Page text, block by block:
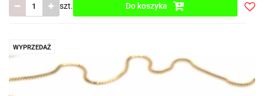
szt. Do koszyka
WYPRZEDAŻ